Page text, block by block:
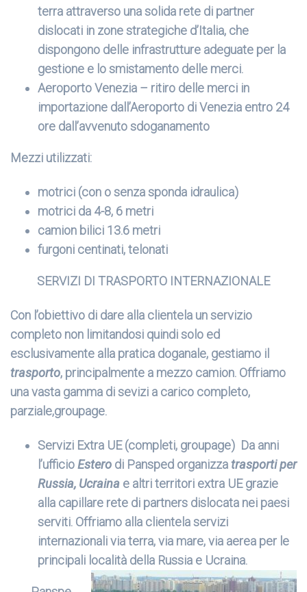
terra attraverso una solida rete di partner
dislocati in zone strategiche d’Italia, che
dispongono delle infrastrutture adeguate per la
gestione e lo smistamento delle merci.
Aeroporto Venezia – ritiro delle merci in
importazione dall’Aeroporto di Venezia entro 24
ore dall’avvenuto sdoganamento
Mezzi utilizzati:
motrici (con o senza sponda idraulica)
motrici da 4-8, 6 metri
camion bilici 13.6 metri
furgoni centinati, telonati
SERVIZI DI TRASPORTO INTERNAZIONALE
Con l’obiettivo di dare alla clientela un servizio
completo non limitandosi quindi solo ed
esclusivamente alla pratica doganale, gestiamo il
trasporto, principalmente a mezzo camion. Offriamo
una vasta gamma di sevizi a carico completo,
parziale,groupage.
Servizi Extra UE (completi, groupage) Da anni
l’ufficioEstero di Pansped organizzatrasporti per
Russia, Ucraina e altri territori extra UE grazie
alla capillare rete di partners dislocata nei paesi
serviti. Offriamo alla clientela servizi
internazionali via terra, via mare, via aerea per le
principali località della Russia e Ucraina.